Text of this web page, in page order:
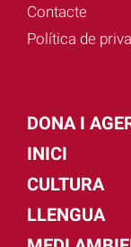
Contacte
Política de
DONA I
INICI
CULTURA
LLENGUA